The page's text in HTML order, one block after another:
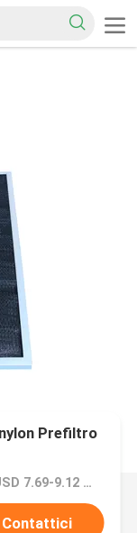
Prefiltro
Prezzo：USD 7.69-9.12 piece
Contattici